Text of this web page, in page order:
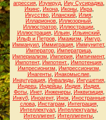
агрессия Изумруд Ииу Сусираджа
Икинс
Икона, Иконы, Икра,
Икусство Иланский Илия
Илларионов Иллюзорный
Иллюстратор Иллюстрации
Иллюстрация, Ильин, Ильинский,
Ильф и Петров, Имажизм Имгур,
Иммануил Иммиграция Иммунитет,
Император, Императрица,
Империализм
Империя Импичмент,
Импотент, Импотент. Импотенция,
Импресионизм
Импрессионизм
Инагенты, Инакомыслие,
Инаугурация, Инвалиды, Ингушетия,
Индеец, Индейцы, Индия, Индия.
Фоты, Инет, Инженеры, Инквизиция,
Инкуб, Иноагент, Инок, Иностранные
слова, Инстаграм Интеграция,
Интеллектуал, Интеллектуалы,
Интеллигент, Интеллигенты